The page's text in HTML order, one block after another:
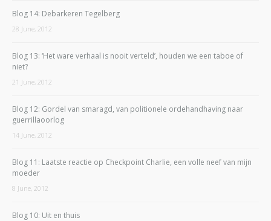
Blog 14: Debarkeren Tegelberg
28 June, 2012
Blog 13: ‘Het ware verhaal is nooit verteld’, houden we een taboe of
niet?
21 June, 2012
Blog 12: Gordel van smaragd, van politionele ordehandhaving naar
guerrillaoorlog
14 June, 2012
Blog 11: Laatste reactie op Checkpoint Charlie, een volle neef van mijn
moeder
8 June, 2012
Blog 10: Uit en thuis